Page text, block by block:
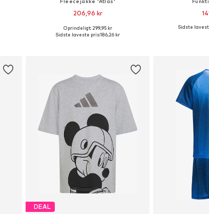
206,96 kr
Oprindeligt: 299,95 kr
Sidste laveste pris:186,26 kr
Fås i
Sidste
DEAL